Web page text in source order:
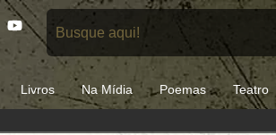
Y
o
u
t
u
b
e
Livros Na Mídia Poemas Teatro